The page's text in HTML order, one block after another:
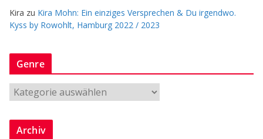
Kira zu Kira Mohn: Ein einziges Versprechen & Du irgendwo.
Kyss by Rowohlt, Hamburg 2022 / 2023
Genre
G
n
Archiv